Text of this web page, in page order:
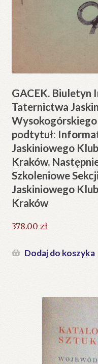
GACEK. Biuletyn
Taternictwa
podtytuł:
Jaskiniowego
Kraków.
Szkoleniowe
Jaskiniowego
Kraków
378.00 zł
Dodaj do koszyka